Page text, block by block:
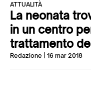
ATTUALITÀ
La neonata
in un centro
trattamento
Redazione | 16 mar 2018